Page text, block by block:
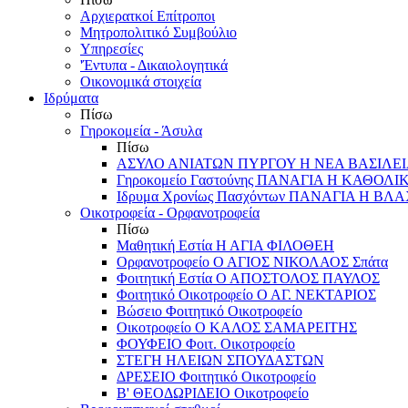
Αρχιερατκοί Επίτροποι
Μητροπολιτικό Συμβούλιο
Υπηρεσίες
'Έντυπα - Δικαιολογητικά
Οικονομικά στοιχεία
Ιδρύματα
Πίσω
Γηροκομεία - Άσυλα
Πίσω
ΑΣΥΛΟ ΑΝΙΑΤΩΝ ΠΥΡΓΟΥ Η ΝΕΑ
Γηροκομείο Γαστούνης ΠΑΝΑΓΙΑ Η
Ιδρυμα Χρονίως Πασχόντων ΠΑΝΑΓΙΑ Η
Οικοτροφεία - Ορφανοτροφεία
Πίσω
Μαθητική Εστία Η ΑΓΙΑ ΦΙΛΟΘΕΗ
Ορφανοτροφείο Ο ΑΓΙΟΣ ΝΙΚΟΛΑΟΣ Σπάτα
Φοιτητική Εστία Ο ΑΠΟΣΤΟΛΟΣ ΠΑΥΛΟΣ
Φοιτητικό Οικοτροφείο Ο ΑΓ. ΝΕΚΤΑΡΙΟΣ
Βώσειο Φοιτητικό Οικοτροφείο
Οικοτροφείο Ο ΚΑΛΟΣ ΣΑΜΑΡΕΙΤΗΣ
ΦΟΥΦΕΙΟ Φοιτ. Οικοτροφείο
ΣΤΕΓΗ ΗΛΕΙΩΝ ΣΠΟΥΔΑΣΤΩΝ
ΔΡΕΣΕΙΟ Φοιτητικό Οικοτροφείο
Β' ΘΕΟΔΩΡΙΔΕΙΟ Οικοτροφείο